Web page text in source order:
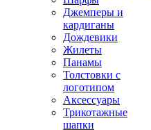
Джемперы и
кардиганы
Дождевики
Жилеты
Панамы
Толстовки с
логотипом
Аксессуары
Трикотажные
шапки